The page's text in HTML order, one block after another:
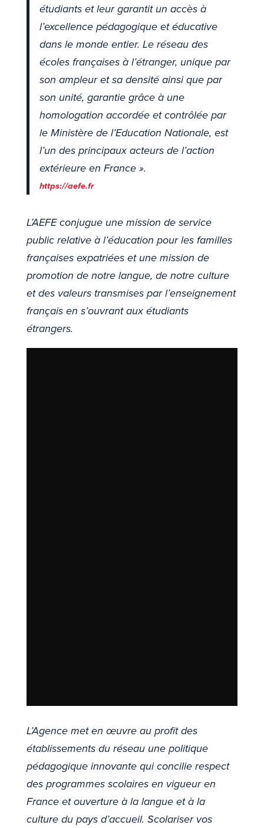
étudiants et leur garantit un accès à
l’excellence pédagogique et éducative
dans le monde entier. Le réseau des
écoles françaises à l’étranger, unique par
son ampleur et sa densité ainsi que par
son unité, garantie grâce à une
homologation accordée et contrôlée par
le Ministère de l’Education Nationale, est
l’un des principaux acteurs de l’action
extérieure en France ».
https://aefe.fr
L’AEFE conjugue une mission de service
public relative à l’éducation pour les familles
françaises expatriées et une mission de
promotion de notre langue, de notre culture
et des valeurs transmises par l’enseignement
français en s’ouvrant aux étudiants
étrangers.
L’Agence met en œuvre au profit des
établissements du réseau une politique
pédagogique innovante qui concilie respect
des programmes scolaires en vigueur en
France et ouverture à la langue et à la
culture du pays d’accueil. Scolariser vos